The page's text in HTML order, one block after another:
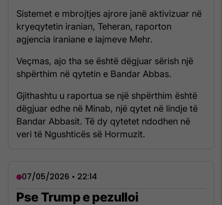
Sistemet e mbrojtjes ajrore janë aktivizuar në
kryeqytetin iranian, Teheran, raporton
agjencia iraniane e lajmeve Mehr.
Veçmas, ajo tha se është dëgjuar sërish një
shpërthim në qytetin e Bandar Abbas.
Gjithashtu u raportua se një shpërthim është
dëgjuar edhe në Minab, një qytet në lindje të
Bandar Abbasit. Të dy qytetet ndodhen në
veri të Ngushticës së Hormuzit.
07/05/2026 • 22:14
Pse Trump e pezulloi